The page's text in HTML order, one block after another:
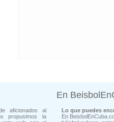
aficionados al
propusimos la
En
Lo que puedes
En